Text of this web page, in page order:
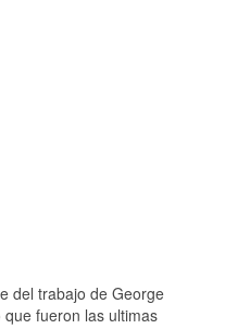
del trabajo de George
fueron las ultimas